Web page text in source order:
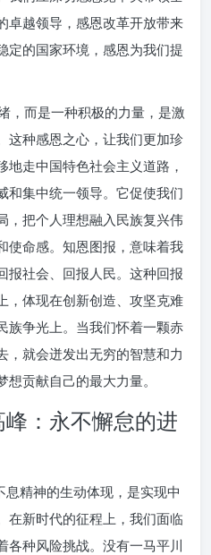
卓越领导，感恩改革开放带来
定的国家环境，感恩为我们提
，而是一种积极的力量，是激
这种感恩之心，让我们更加珍
走中国特色社会主义道路，
和集中统一领导。它促使我们
，把个人理想融入民族复兴伟
使命感。知恩图报，意味着我
报社会、回报人民。这种回报
，体现在创新创造、攻坚克难
族争光上。当我们怀着一颗赤
，就会迸发出无穷的智慧和力
贡献自己的最大力量。
：永不懈怠的进
息精神的生动体现，是实现中
在新时代的征程上，我们面临
各种风险挑战。没有一马平川